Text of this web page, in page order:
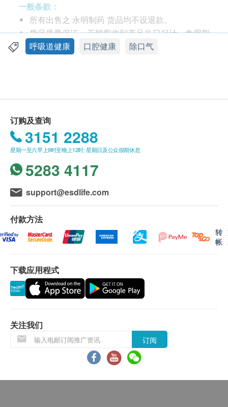
包装
60粒
功效
服用方法
每日2次，每次1-2片
注意事项
用后如有不良反应或过敏反应，请立刻停止使用
密封、置于阴凉干燥处；勿让儿童自取
一般条款：
所有出售之 永明制药 货品均不设退款。
货品质量保证，于顾客收到产品当日起计，食用期
应最少有9个月或以上。
送货条款：
购买 永明制药 产品总额满HK$500，即可享本地
免费送货服务。账单总额未满HK$500需附加
HK$30运费。
我们将于确定订单后3-5个工作天内安排发货。
不排除运送时间会因节日而有所影响。当八号烈风
讯号悬挂或黑色暴雨警告生效时，送货服务时间将
会延迟。
所有订单须视乎相关货品的供应情况再作最后确
认。倘若健康网购health.ESDlife未能提供任何订
受该订单，并且会于送货前透过电话或电邮通知顾
客再作安排。
退换条款：
当顾客收取已订购之货品时，有责任检查货品是否
有损毁情况，一经确认签收，恕不接受退换。
退换产品必须包装完整，如退换之产品有任何残缺
呼吸道健康 口腔健康 除口气
订购及查询
3151 2288
星期一至六早上9时至晚上12时; 星期日及公众假期休息
5283 4117
support@esdlife.com
付款方法
转
帐
下载应用程式
关注我们
订阅